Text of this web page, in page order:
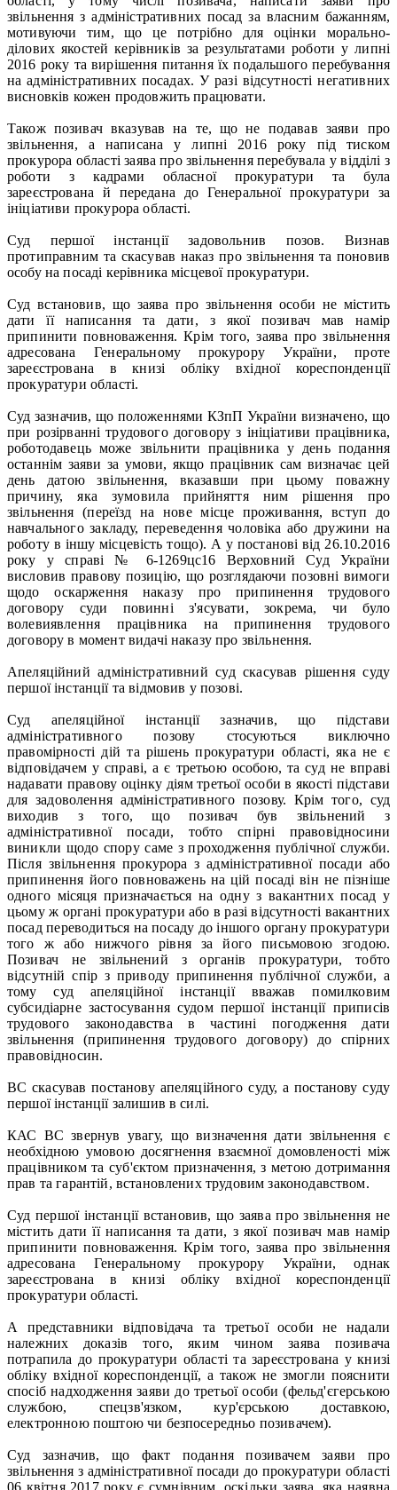
звільнення з адміністративних посад за власним бажанням,
мотивуючи тим, що це потрібно для оцінки морально-
ділових якостей керівників за результатами роботи у липні
2016 року та вирішення питання їх подальшого перебування
на адміністративних посадах. У разі відсутності негативних
висновків кожен продовжить працювати.
Також позивач вказував на те, що не подавав заяви про
звільнення, а написана у липні 2016 року під тиском
прокурора області заява про звільнення перебувала у відділі з
роботи з кадрами обласної прокуратури та була
зареєстрована й передана до Генеральної прокуратури за
ініціативи прокурора області.
Суд першої інстанції задовольнив позов. Визнав
протиправним та скасував наказ про звільнення та поновив
особу на посаді керівника місцевої прокуратури.
Суд встановив, що заява про звільнення особи не містить
дати її написання та дати, з якої позивач мав намір
припинити повноваження. Крім того, заява про звільнення
адресована Генеральному прокурору України, проте
зареєстрована в книзі обліку вхідної кореспонденції
прокуратури області.
Суд зазначив, що положеннями КЗпП України визначено, що
при розірванні трудового договору з ініціативи працівника,
роботодавець може звільнити працівника у день подання
останнім заяви за умови, якщо працівник сам визначає цей
день датою звільнення, вказавши при цьому поважну
причину, яка зумовила прийняття ним рішення про
звільнення (переїзд на нове місце проживання, вступ до
навчального закладу, переведення чоловіка або дружини на
роботу в іншу місцевість тощо). А у постанові від 26.10.2016
року у справі № 6-1269цс16 Верховний Суд України
висловив правову позицію, що розглядаючи позовні вимоги
щодо оскарження наказу про припинення трудового
договору суди повинні з'ясувати, зокрема, чи було
волевиявлення працівника на припинення трудового
договору в момент видачі наказу про звільнення.
Апеляційний адміністративний суд скасував рішення суду
першої інстанції та відмовив у позові.
Суд апеляційної інстанції зазначив, що підстави
адміністративного позову стосуються виключно
правомірності дій та рішень прокуратури області, яка не є
відповідачем у справі, а є третьою особою, та суд не вправі
надавати правову оцінку діям третьої особи в якості підстави
для задоволення адміністративного позову. Крім того, суд
виходив з того, що позивач був звільнений з
адміністративної посади, тобто спірні правовідносини
виникли щодо спору саме з проходження публічної служби.
Після звільнення прокурора з адміністративної посади або
припинення його повноважень на цій посаді він не пізніше
одного місяця призначається на одну з вакантних посад у
цьому ж органі прокуратури або в разі відсутності вакантних
посад переводиться на посаду до іншого органу прокуратури
того ж або нижчого рівня за його письмовою згодою.
Позивач не звільнений з органів прокуратури, тобто
відсутній спір з приводу припинення публічної служби, а
тому суд апеляційної інстанції вважав помилковим
субсидіарне застосування судом першої інстанції приписів
трудового законодавства в частині погодження дати
звільнення (припинення трудового договору) до спірних
правовідносин.
ВС скасував постанову апеляційного суду, а постанову суду
першої інстанції залишив в силі.
КАС ВС звернув увагу, що визначення дати звільнення є
необхідною умовою досягнення взаємної домовленості між
працівником та суб'єктом призначення, з метою дотримання
прав та гарантій, встановлених трудовим законодавством.
Суд першої інстанції встановив, що заява про звільнення не
містить дати її написання та дати, з якої позивач мав намір
припинити повноваження. Крім того, заява про звільнення
адресована Генеральному прокурору України, однак
зареєстрована в книзі обліку вхідної кореспонденції
прокуратури області.
А представники відповідача та третьої особи не надали
належних доказів того, яким чином заява позивача
потрапила до прокуратури області та зареєстрована у книзі
обліку вхідної кореспонденції, а також не змогли пояснити
спосіб надходження заяви до третьої особи (фельд'єгерською
службою, спецзв'язком, кур'єрською доставкою,
електронною поштою чи безпосередньо позивачем).
Суд зазначив, що факт подання позивачем заяви про
звільнення з адміністративної посади до прокуратури області
06 квітня 2017 року є сумнівним, оскільки заява, яка наявна